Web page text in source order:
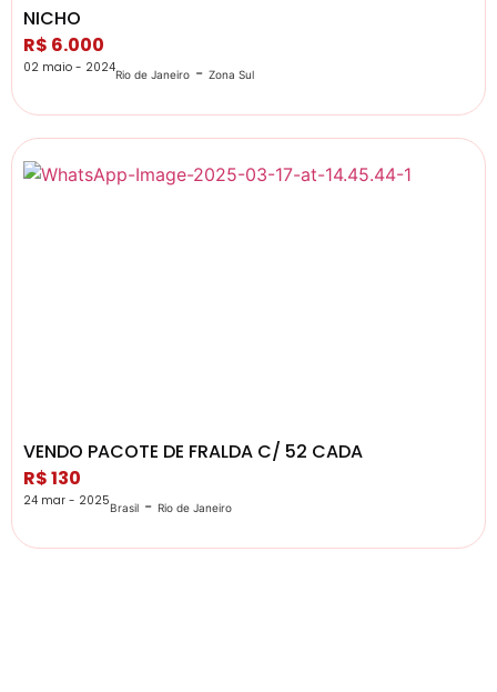
NICHO
R$ 6.000
02 maio - 2024Rio de Janeiro - Zona Sul
VENDO PACOTE DE FRALDA C/ 52 CADA
R$ 130
24 mar - 2025Brasil - Rio de Janeiro